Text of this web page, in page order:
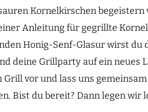
Kornelkirschen begeistern
Anleitung für gegrillte
Honig-Senf-Glasur wirst du
deine Grillparty auf ein neues
vor und lass uns
Bist du bereit? Dann legen wir